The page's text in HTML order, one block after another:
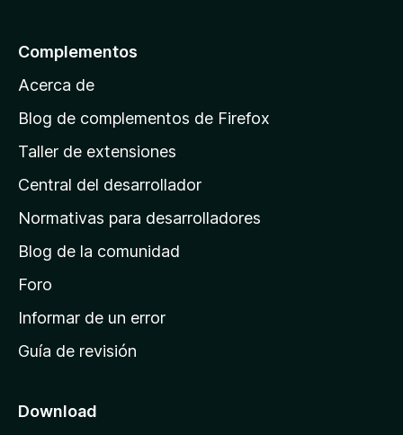
p
á
n
a
e
i
n
c
o
Complementos
Acerca de
Blog de complementos de Firefox
Taller de extensiones
Central del desarrollador
Normativas para desarrolladores
Blog de la comunidad
Foro
Informar de un error
Guía de revisión
Download